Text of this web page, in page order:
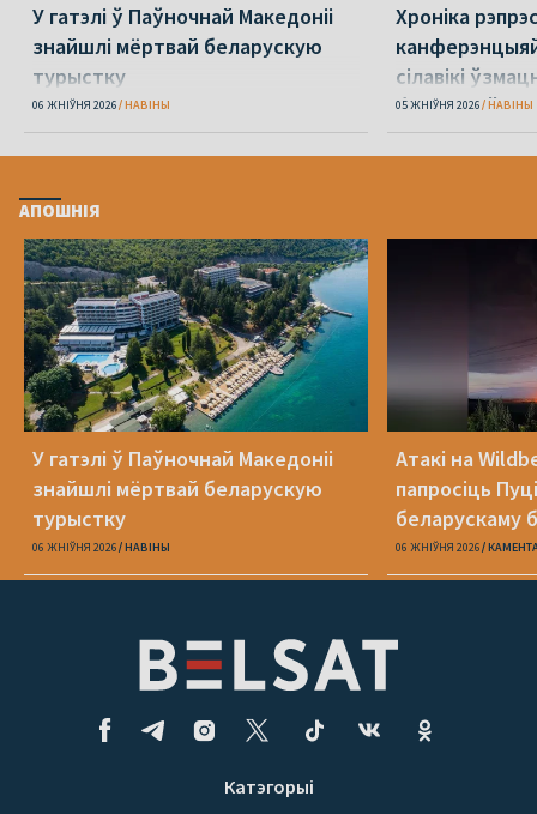
У гатэлі ў Паўночнай Македоніі
знайшлі мёртвай беларускую
турыстку
06 ЖНІЎНЯ 2026 НАВІНЫ
Хроніка
сілавікі
беларусаў
05 ЖНІЎНЯ 2026 НАВІНЫ
АПОШНІЯ
У гатэлі ў Паўночнай Македоніі
знайшлі мёртвай беларускую
турыстку
06 ЖНІЎНЯ 2026 НАВІНЫ
Атакі на
папросіць
беларускаму
06 ЖНІЎНЯ 2026
Катэгорыі